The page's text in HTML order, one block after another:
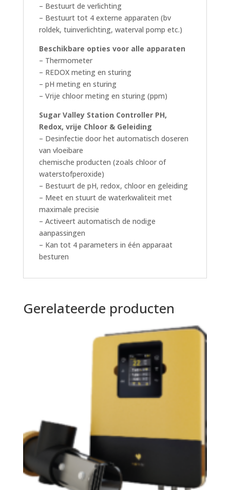
– Bestuurt de verlichting
– Bestuurt tot 4 externe apparaten (bv
roldek, tuinverlichting, waterval pomp etc.)
Beschikbare opties voor alle apparaten
– Thermometer
– REDOX meting en sturing
– pH meting en sturing
– Vrije chloor meting en sturing (ppm)
Sugar Valley Station Controller PH,
Redox, vrije Chloor & Geleiding
– Desinfectie door het automatisch doseren
van vloeibare
chemische producten (zoals chloor of
waterstofperoxide)
– Bestuurt de pH, redox, chloor en geleiding
– Meet en stuurt de waterkwaliteit met
maximale precisie
– Activeert automatisch de nodige
aanpassingen
– Kan tot 4 parameters in één apparaat
besturen
Gerelateerde producten